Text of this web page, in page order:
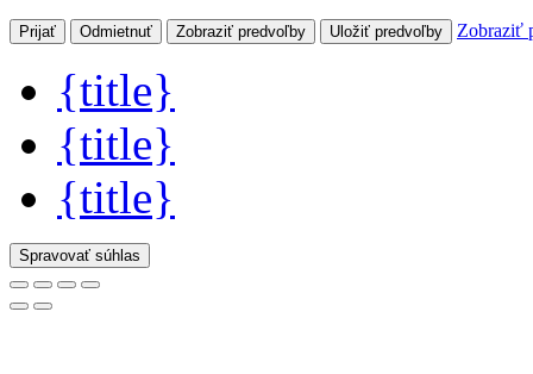
Prijať Odmietnuť Zobraziť predvoľby Uložiť predvoľby Zobraziť
{title}
{title}
{title}
Spravovať súhlas